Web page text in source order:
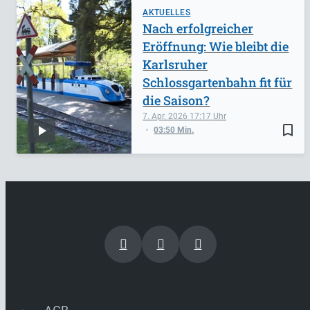
AKTUELLES
bookmark_border
7. Apr. 2026 17:17
03:50 Min.
Nach erfolgreicher
Eröffnung: Wie bleibt die
Karlsruher
Schlossgartenbahn fit für
die Saison?